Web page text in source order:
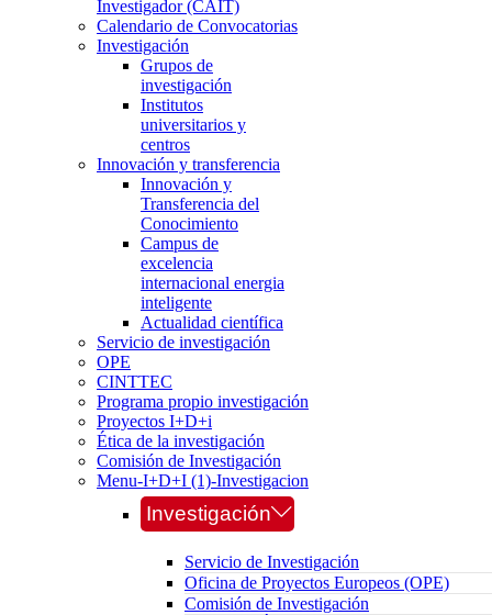
Investigador (CAIT)
Calendario de Convocatorias
Investigación
Grupos de
investigación
Institutos
universitarios y
centros
Innovación y transferencia
Innovación y
Transferencia del
Conocimiento
Campus de
excelencia
internacional energia
inteligente
Actualidad científica
Servicio de investigación
OPE
CINTTEC
Programa propio investigación
Proyectos I+D+i
Ética de la investigación
Comisión de Investigación
Menu-I+D+I (1)-Investigacion
Investigación
Servicio de Investigación
Oficina de Proyectos Europeos (OPE)
Comisión de Investigación